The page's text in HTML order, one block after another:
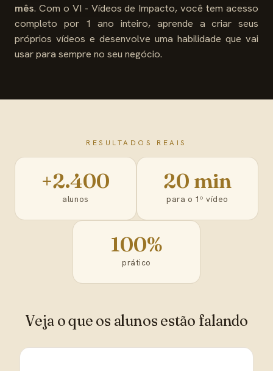
mês. Com o VI - Vídeos de Impacto, você tem acesso
completo por 1 ano inteiro, aprende a criar seus
próprios vídeos e desenvolve uma habilidade que vai
usar para sempre no seu negócio.
RESULTADOS REAIS
+2.400
alunos
20 min
para o 1º vídeo
100%
prático
Veja o que os alunos estão falando